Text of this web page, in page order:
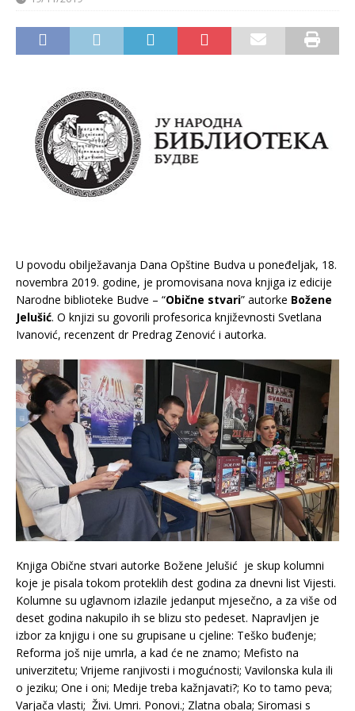
U povodu obilježavanja Dana Opštine Budva u poneđeljak, 18.
novembra 2019. godine, je promovisana nova knjiga iz edicije
Narodne biblioteke Budve – “Obične stvari” autorke Božene
Jelušić. O knjizi su govorili profesorica književnosti Svetlana
Ivanović, recenzent dr Predrag Zenović i autorka.
Knjiga Obične stvari autorke Božene Jelušić je skup kolumni
koje je pisala tokom proteklih dest godina za dnevni list Vijesti.
Kolumne su uglavnom izlazile jedanput mjesečno, a za više od
deset godina nakupilo ih se blizu sto pedeset. Napravljen je
izbor za knjigu i one su grupisane u cjeline: Teško buđenje;
Reforma još nije umrla, a kad će ne znamo; Mefisto na
univerzitetu; Vrijeme ranjivosti i mogućnosti; Vavilonska kula ili
o jeziku; One i oni; Medije treba kažnjavati?; Ko to tamo peva;
Varjača vlasti; Živi. Umri. Ponovi.; Zlatna obala; Siromasi s